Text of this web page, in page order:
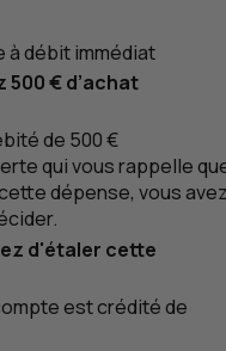
à débit immédiat
500 € d’achat
de 500 €
qui vous rappelle
dépense, vous
d'étaler cette
est crédité de